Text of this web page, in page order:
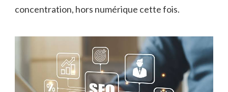
concentration, hors numérique cette fois.